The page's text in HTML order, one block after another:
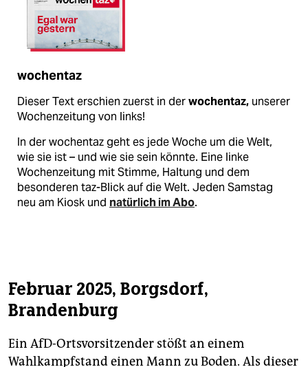
wochentaz
Dieser Text erschien zuerst in derwochentaz, unserer
Wochenzeitung von links!
In der wochentaz geht es jede Woche um die Welt,
wie sie ist – und wie sie sein könnte. Eine linke
Wochenzeitung mit Stimme, Haltung und dem
besonderen taz-Blick auf die Welt. Jeden Samstag
neu am Kiosk und natürlich im Abo.
Februar 2025, Borgsdorf,
Brandenburg
Ein AfD-Ortsvorsitzender stößt an einem
Wahlkampfstand einen Mann zu Boden. Als dieser